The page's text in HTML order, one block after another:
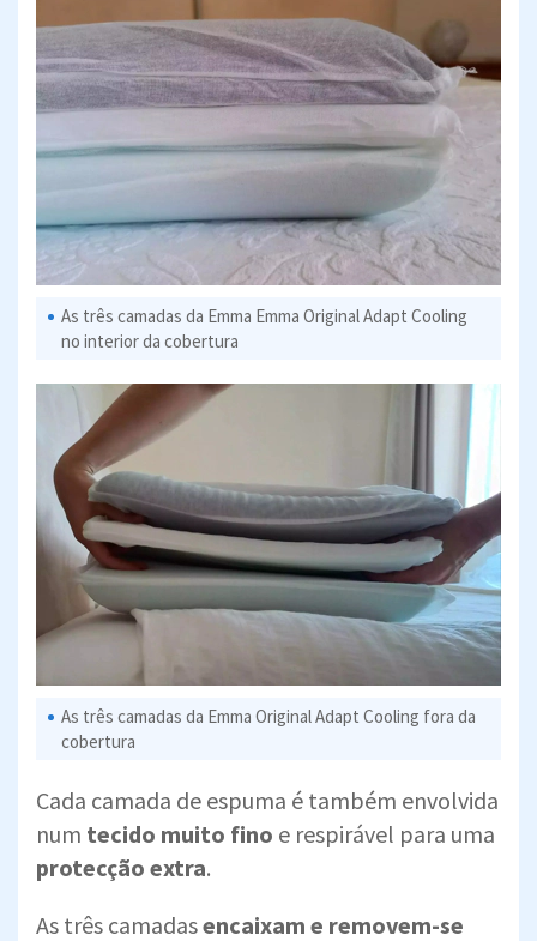
As três camadas da Emma Emma Original Adapt Cooling
no interior da cobertura
As três camadas da Emma Original Adapt Cooling fora da
cobertura
Cada camada de espuma é também envolvida
num tecido muito fino e respirável para uma
protecção extra.
As três camadasencaixam e removem-se